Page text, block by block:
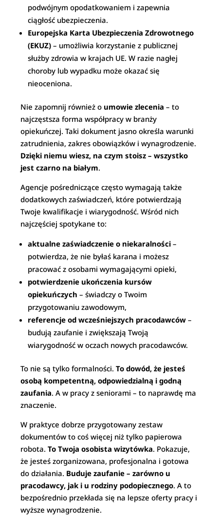
podwójnym opodatkowaniem i zapewnia
ciągłość ubezpieczenia.
Europejska Karta Ubezpieczenia Zdrowotnego
(EKUZ) – umożliwia korzystanie z publicznej
służby zdrowia w krajach UE. W razie nagłej
choroby lub wypadku może okazać się
nieoceniona.
Nie zapomnij również o umowie zlecenia – to
najczęstsza forma współpracy w branży
opiekuńczej. Taki dokument jasno określa warunki
zatrudnienia, zakres obowiązków i wynagrodzenie.
Dzięki niemu wiesz, na czym stoisz – wszystko
jest czarno na białym.
Agencje pośredniczące często wymagają także
dodatkowych zaświadczeń, które potwierdzają
Twoje kwalifikacje i wiarygodność. Wśród nich
najczęściej spotykane to:
aktualne zaświadczenie o niekaralności –
potwierdza, że nie byłaś karana i możesz
pracować z osobami wymagającymi opieki,
potwierdzenie ukończenia kursów
opiekuńczych – świadczy o Twoim
przygotowaniu zawodowym,
referencje od wcześniejszych pracodawców –
budują zaufanie i zwiększają Twoją
wiarygodność w oczach nowych pracodawców.
To nie są tylko formalności.To dowód, że jesteś
osobą kompetentną, odpowiedzialną i godną
zaufania. A w pracy z seniorami – to naprawdę ma
znaczenie.
W praktyce dobrze przygotowany zestaw
dokumentów to coś więcej niż tylko papierowa
robota.To Twoja osobista wizytówka. Pokazuje,
że jesteś zorganizowana, profesjonalna i gotowa
do działania. Buduje zaufanie – zarówno u
pracodawcy, jak i u rodziny podopiecznego. A to
bezpośrednio przekłada się na lepsze oferty pracy i
wyższe wynagrodzenie.